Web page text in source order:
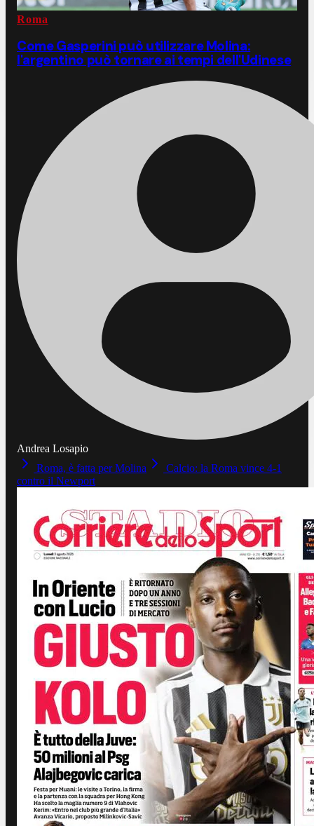
Roma
Come Gasperini può utilizzare Molina:
l'argentino può tornare ai tempi dell'Udinese
Andrea Losapio
Roma, è fatta per Molina
Calcio: la Roma vince 4-1
contro il Newport